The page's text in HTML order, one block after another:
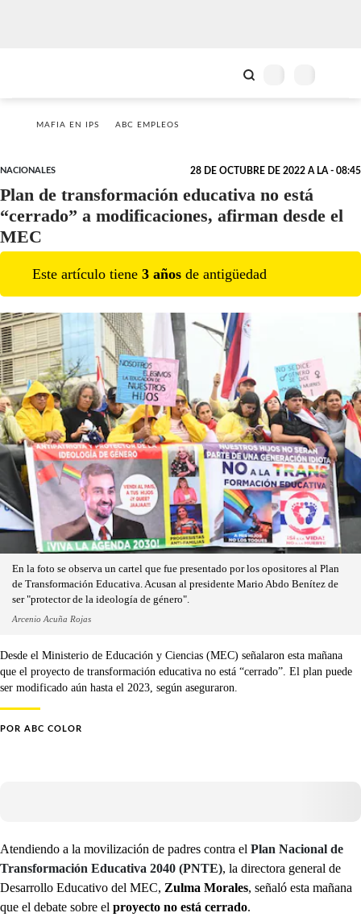
MAFIA EN IPS ABC EMPLEOS
NACIONALES 28 DE OCTUBRE DE 2022 A LA - 08:45
Plan de transformación educativa no está
“cerrado” a modificaciones, afirman desde el
MEC
Este artículo tiene 3 años de antigüedad
En la foto se observa un cartel que fue presentado por los opositores al Plan
de Transformación Educativa. Acusan al presidente Mario Abdo Benítez de
ser "protector de la ideología de género".
Arcenio Acuña Rojas
Desde el Ministerio de Educación y Ciencias (MEC) señalaron esta mañana
que el proyecto de transformación educativa no está “cerrado”. El plan puede
ser modificado aún hasta el 2023, según aseguraron.
POR ABC COLOR
Atendiendo a la movilización de padres contra el Plan Nacional de
Transformación Educativa 2040 (PNTE), la directora general de
Desarrollo Educativo del MEC, Zulma Morales, señaló esta mañana
que el debate sobre el proyecto no está cerrado.